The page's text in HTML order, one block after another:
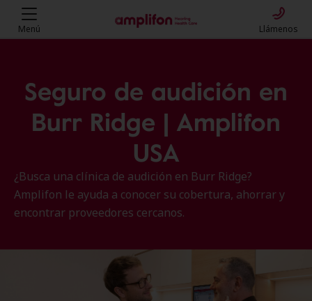
Menú Llámenos
Seguro de audición en
Burr Ridge | Amplifon
USA
¿Busca una clínica de audición en Burr Ridge?
Amplifon le ayuda a conocer su cobertura, ahorrar y
encontrar proveedores cercanos.